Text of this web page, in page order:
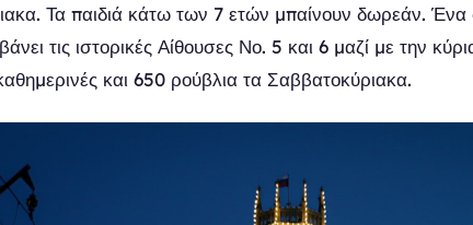
Τα παιδιά κάτω των 7 ετών μπαίνουν δωρεάν. Ένα
τις ιστορικές Αίθουσες Νο. 5 και 6 μαζί με την
και 650 ρούβλια τα Σαββατοκύριακα.